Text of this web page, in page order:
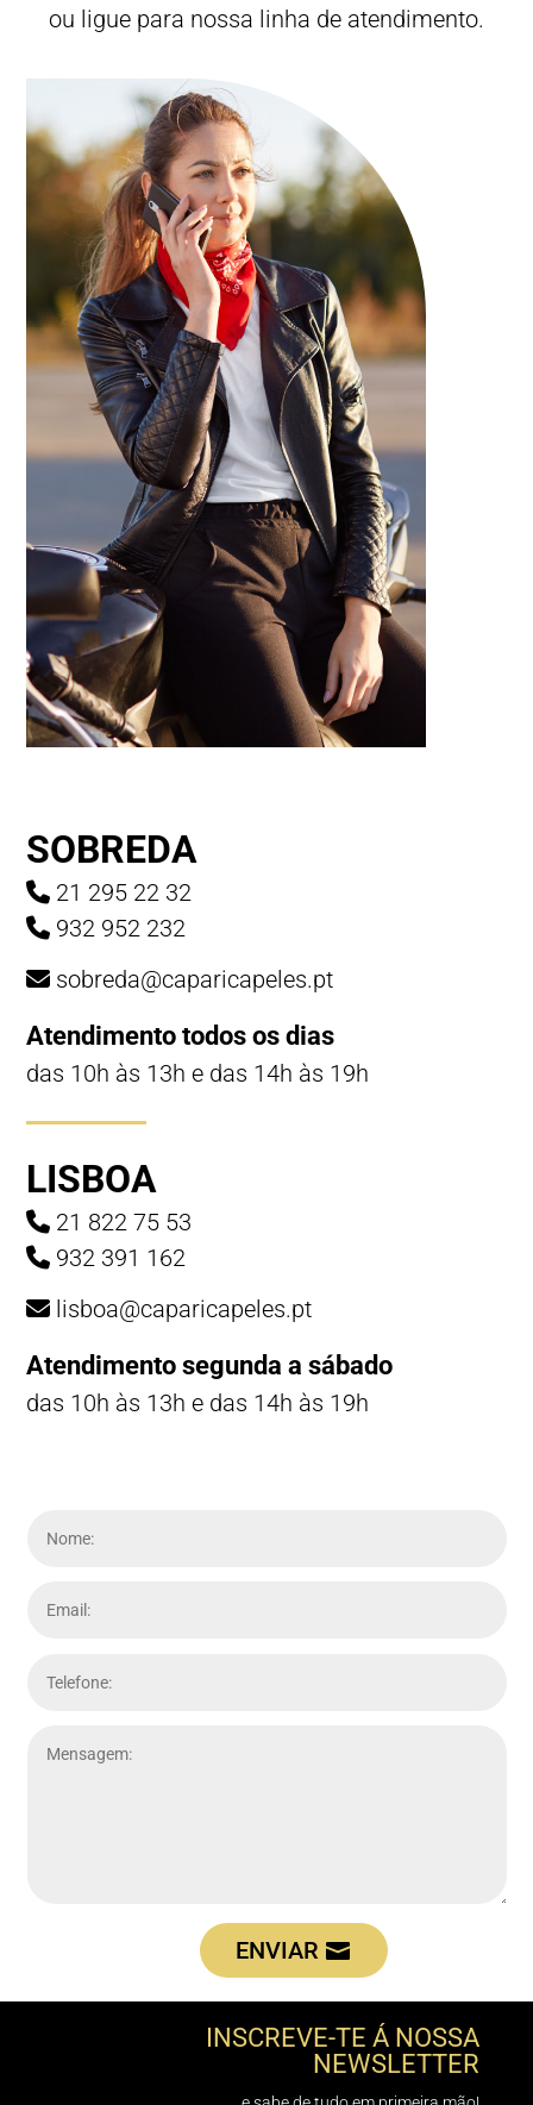
ou ligue para nossa linha de atendimento.
SOBREDA
21 295 22 32
932 952 232
sobreda@caparicapeles.pt
Atendimento todos os dias
das 10h às 13h e das 14h às 19h
LISBOA
21 822 75 53
932 391 162
lisboa@caparicapeles.pt
Atendimento segunda a sábado
das 10h às 13h e das 14h às 19h
ENVIAR
INSCREVE-TE Á NOSSA
NEWSLETTER